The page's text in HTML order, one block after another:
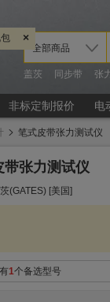
笔式皮带张力测试仪
带张力测试仪
(GATES) [美国]
有1个备选型号